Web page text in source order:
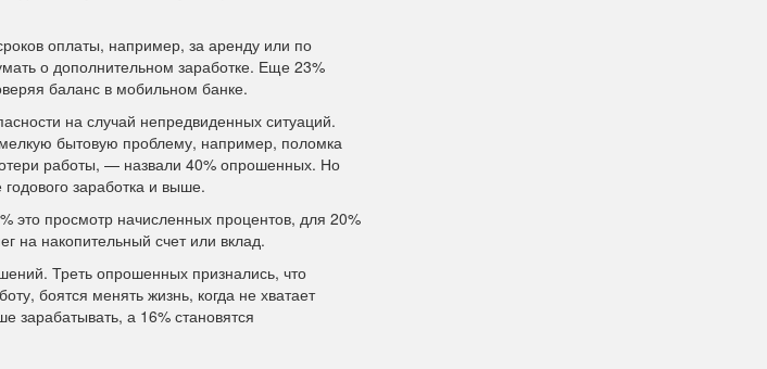
оплаты, например, за аренду или по
о дополнительном заработке. Еще 23%
баланс в мобильном банке.
на случай непредвиденных ситуаций.
бытовую проблему, например, поломка
работы, — назвали 40% опрошенных. Но
заработка и выше.
это просмотр начисленных процентов, для 20%
на накопительный счет или вклад.
Треть опрошенных признались, что
боятся менять жизнь, когда не хватает
зарабатывать, а 16% становятся